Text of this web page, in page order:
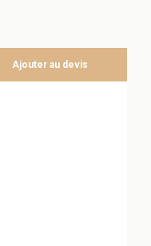
Ajouter au devis